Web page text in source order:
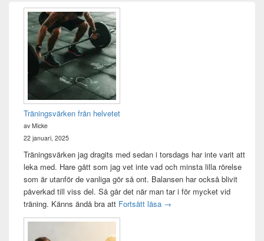
Primära
sidofältet
Widget
område
Träningsvärken från helvetet
av Micke
22 januari, 2025
Träningsvärken jag dragits med sedan i torsdags har inte varit att
leka med. Hare gått som jag vet inte vad och minsta lilla rörelse
som är utanför de vanliga gör så ont. Balansen har också blivit
påverkad till viss del. Så går det när man tar i för mycket vid
träning. Känns ändå bra att Fortsätt läsa Träningsvärken från helvetet
→